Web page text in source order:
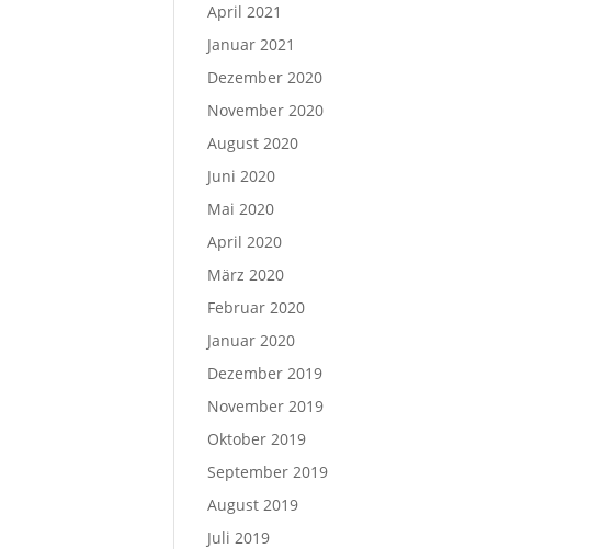
April 2021
Januar 2021
Dezember 2020
November 2020
August 2020
Juni 2020
Mai 2020
April 2020
März 2020
Februar 2020
Januar 2020
Dezember 2019
November 2019
Oktober 2019
September 2019
August 2019
Juli 2019